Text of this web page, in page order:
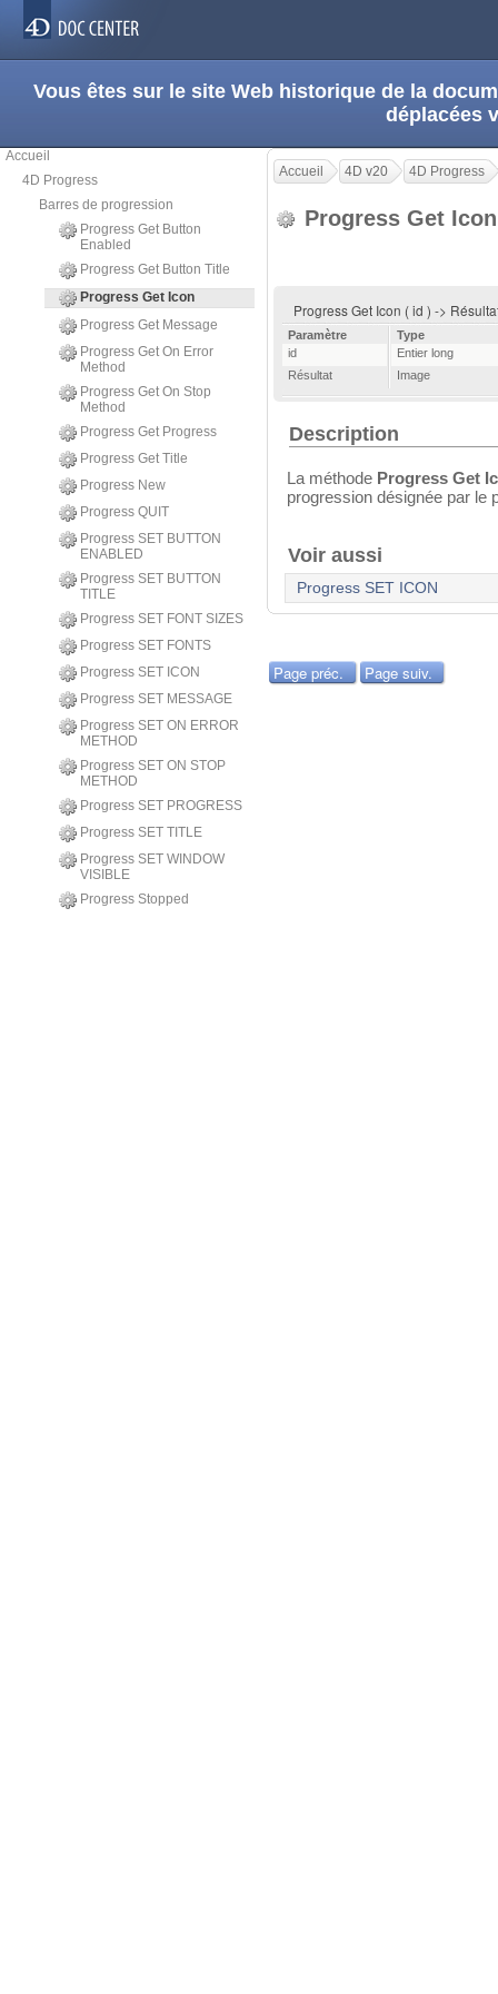
Vous êtes sur le site Web historique de la
déplacées
Accueil
4D Progress
Barres de progression
Progress Get Button
Enabled
Progress Get Button Title
Progress Get Icon
Progress Get Message
Progress Get On Error
Method
Progress Get On Stop
Method
Progress Get Progress
Progress Get Title
Progress New
Progress QUIT
Progress SET BUTTON
ENABLED
Progress SET BUTTON
TITLE
Progress SET FONT SIZES
Progress SET FONTS
Progress SET ICON
Progress SET MESSAGE
Progress SET ON ERROR
METHOD
Progress SET ON STOP
METHOD
Progress SET PROGRESS
Progress SET TITLE
Progress SET WINDOW
VISIBLE
Progress Stopped
Accueil 4D v20 4D Progress
Progress Get
Progress Get Icon ( id ) ->
Paramètre
Type
id
Entier long
Résultat
Image
Description
La méthode Progress Get
progression désignée par le
Voir aussi
Progress SET ICON
Page préc. Page suiv.